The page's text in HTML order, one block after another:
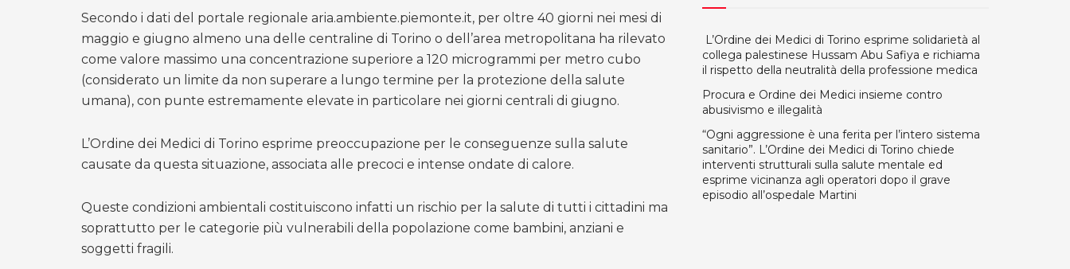
Secondo i dati del portale regionale aria.ambiente.piemonte.it, per oltre 40 giorni nei mesi di
maggio e giugno almeno una delle centraline di Torino o dell’area metropolitana ha rilevato
come valore massimo una concentrazione superiore a 120 microgrammi per metro cubo
(considerato un limite da non superare a lungo termine per la protezione della salute
umana), con punte estremamente elevate in particolare nei giorni centrali di giugno.
L’Ordine dei Medici di Torino esprime preoccupazione per le conseguenze sulla salute
causate da questa situazione, associata alle precoci e intense ondate di calore.
Queste condizioni ambientali costituiscono infatti un rischio per la salute di tutti i cittadini ma
soprattutto per le categorie più vulnerabili della popolazione come bambini, anziani e
soggetti fragili.
L’Ordine dei Medici di Torino esprime solidarietà al
collega palestinese Hussam Abu Safiya e richiama
il rispetto della neutralità della professione medica
Procura e Ordine dei Medici insieme contro
abusivismo e illegalità
“Ogni aggressione è una ferita per l’intero sistema
sanitario”. L’Ordine dei Medici di Torino chiede
interventi strutturali sulla salute mentale ed
esprime vicinanza agli operatori dopo il grave
episodio all’ospedale Martini